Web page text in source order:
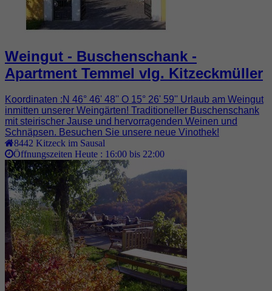
Weingut - Buschenschank -
Apartment Temmel vlg. Kitzeckmüller
Koordinaten :N 46° 46' 48'' O 15° 26' 59'' Urlaub am Weingut
inmitten unserer Weingärten! Traditioneller Buschenschank
mit steirischer Jause und hervorragenden Weinen und
Schnäpsen. Besuchen Sie unsere neue Vinothek!
8442 Kitzeck im Sausal
Öffnungszeiten Heute : 16:00 bis 22:00